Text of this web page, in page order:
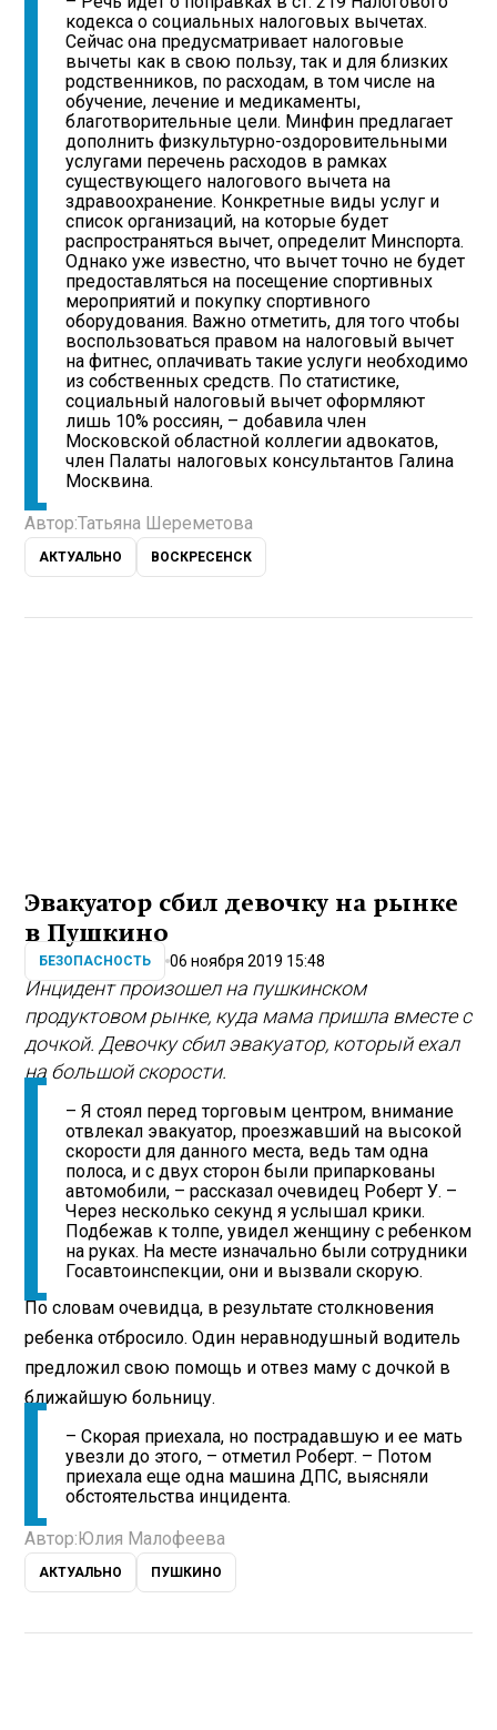
кодекса о социальных налоговых вычетах.
Сейчас она предусматривает налоговые
вычеты как в свою пользу, так и для близких
родственников, по расходам, в том числе на
обучение, лечение и медикаменты,
благотворительные цели. Минфин предлагает
дополнить физкультурно-оздоровительными
услугами перечень расходов в рамках
существующего налогового вычета на
здравоохранение. Конкретные виды услуг и
список организаций, на которые будет
распространяться вычет, определит Минспорта.
Однако уже известно, что вычет точно не будет
предоставляться на посещение спортивных
мероприятий и покупку спортивного
оборудования. Важно отметить, для того чтобы
воспользоваться правом на налоговый вычет
на фитнес, оплачивать такие услуги необходимо
из собственных средств. По статистике,
социальный налоговый вычет оформляют
лишь 10% россиян, – добавила член
Московской областной коллегии адвокатов,
член Палаты налоговых консультантов Галина
Москвина.
Автор:Татьяна Шереметова
АКТУАЛЬНО ВОСКРЕСЕНСК
Эвакуатор сбил девочку на рынке
в Пушкино
БЕЗОПАСНОСТЬ 06 ноября 2019 15:48
Инцидент произошел на пушкинском
продуктовом рынке, куда мама пришла вместе с
дочкой. Девочку сбил эвакуатор, который ехал
на большой скорости.
– Я стоял перед торговым центром, внимание
отвлекал эвакуатор, проезжавший на высокой
скорости для данного места, ведь там одна
полоса, и с двух сторон были припаркованы
автомобили, – рассказал очевидец Роберт У. –
Через несколько секунд я услышал крики.
Подбежав к толпе, увидел женщину с ребенком
на руках. На месте изначально были сотрудники
Госавтоинспекции, они и вызвали скорую.
По словам очевидца, в результате столкновения
ребенка отбросило. Один неравнодушный водитель
предложил свою помощь и отвез маму с дочкой в
ближайшую больницу.
– Скорая приехала, но пострадавшую и ее мать
увезли до этого, – отметил Роберт. – Потом
приехала еще одна машина ДПС, выясняли
обстоятельства инцидента.
Автор: Юлия Малофеева
АКТУАЛЬНО ПУШКИНО